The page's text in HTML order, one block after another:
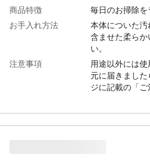
商品特徴
毎日のお掃除を
お手入れ方法
本体についた
含ませた柔らか
い。
注意事項
用途以外には
元に届きまし
ジに記載の「
カラー
ホワイト